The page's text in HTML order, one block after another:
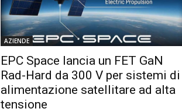
AZIENDE
EPC Space lancia un FET GaN
Rad-Hard da 300 V per sistemi di
alimentazione satellitare ad alta
tensione